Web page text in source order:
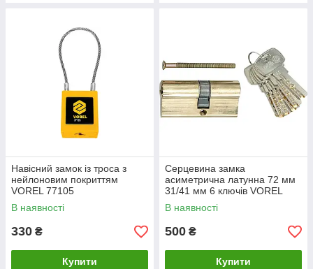
Навісний замок із троса з
нейлоновим покриттям
VOREL 77105
В наявності
330 ₴
Купити
Серцевина замка
асиметрична латунна 72 мм
31/41 мм 6 ключів VOREL
77192
В наявності
500 ₴
Купити